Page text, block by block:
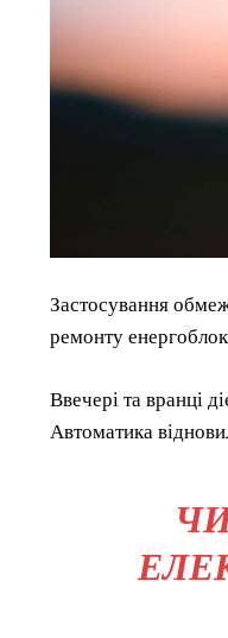
Застосування
ремонту
Ввечері та вранці
Автоматика